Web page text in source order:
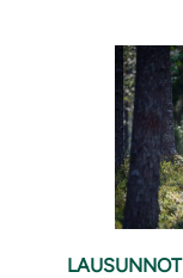
LAUSUNNOT